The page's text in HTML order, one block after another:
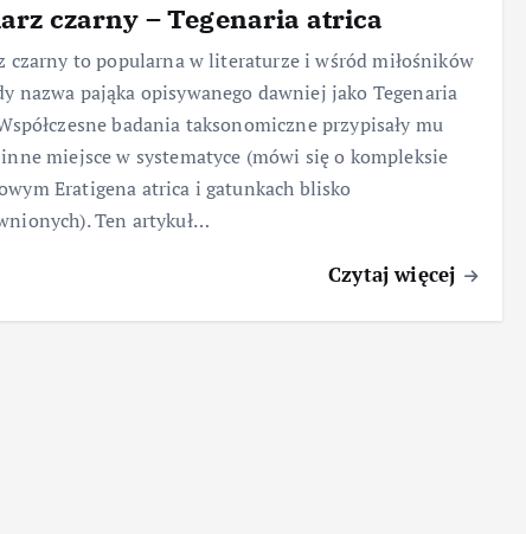
czarny – Tegenaria atrica
czarny to popularna w literaturze i wśród miłośników
nazwa pająka opisywanego dawniej jako Tegenaria
badania taksonomiczne przypisały mu
miejsce w systematyce (mówi się o kompleksie
Eratigena atrica i gatunkach blisko
Ten artykuł…
Czytaj więcej